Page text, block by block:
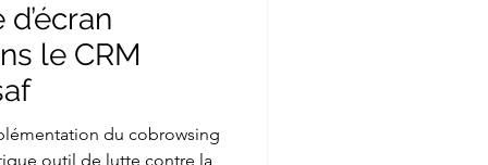
le CRM
du cobrowsing
outil de lutte contre la